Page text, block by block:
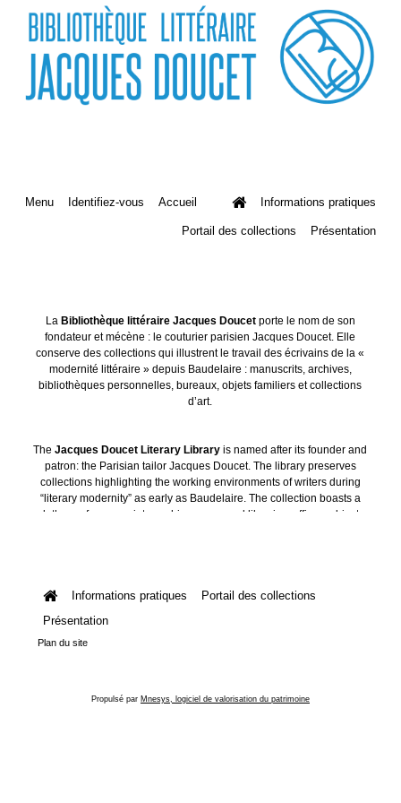
Menu Identifiez-vous Accueil Informations pratiques
Portail des collections Présentation
La Bibliothèque littéraire Jacques Doucetporte le nom de son
fondateur et mécène : le couturier parisien Jacques Doucet. Elle
conserve des collections qui illustrent le travail des écrivains de la «
modernité littéraire » depuis Baudelaire : manuscrits, archives,
bibliothèques personnelles, bureaux, objets familiers et collections
d’art.
TheJacques Doucet Literary Library is named after its founder and
patron: the Parisian tailor Jacques Doucet. The library preserves
collections highlighting the working environments of writers during
“literary modernity” as early as Baudelaire. The collection boasts a
plethora of manuscripts, archives, personal libraries, offices, objects
Informations pratiques
Portail des collections
Présentation
Plan du site
Propulsé par Mnesys, logiciel de valorisation du patrimoine